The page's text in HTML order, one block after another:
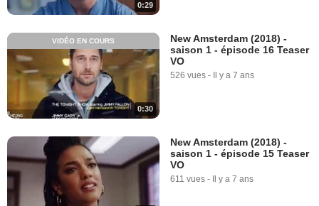
0:29
0:30
VIDÉO EN COURS
New Amsterdam (2018) -
saison 1 - épisode 16 Teaser
VO
526 vues - Il y a 7 ans
New Amsterdam (2018) -
saison 1 - épisode 15 Teaser
VO
611 vues - Il y a 7 ans